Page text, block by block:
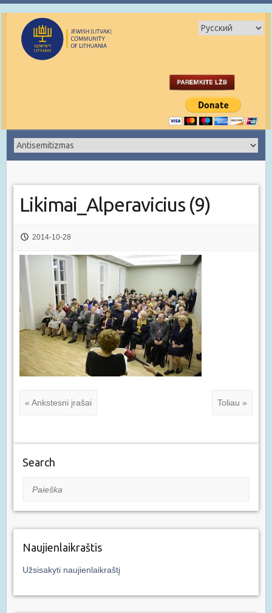
Likimai_Alperavicius (9)
2014-10-28
« Ankstesni įrašai Toliau »
Search
Paieška
Naujienlaikraštis
Užsisakyti naujienlaikraštį